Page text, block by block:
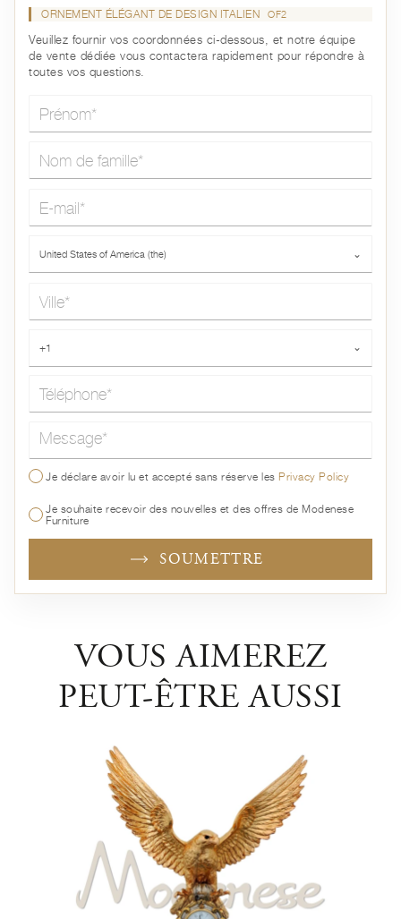
ORNEMENT ÉLÉGANT DE DESIGN ITALIEN OF2
Veuillez fournir vos coordonnées ci-dessous, et notre équipe
de vente dédiée vous contactera rapidement pour répondre à
toutes vos questions.
United States of America (the) ⌄
+1 ⌄
Message*
Je déclare avoir lu et accepté sans réserve lesPrivacy Policy
Je souhaite recevoir des nouvelles et des offres de Modenese
Furniture
SOUMETTRE
VOUS AIMEREZ
PEUT-ÊTRE AUSSI